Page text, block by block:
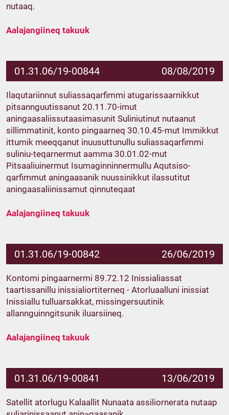
nutaaq.
Aalajangiineq takuuk
01.31.06/19-00844 08/08/2019
Ilaqutariinnut suliassaqarfimmi atugarissaarnikkut
pitsannguutissanut 20.11.70-imut
aningaasaliissutaasimasunit Suliniutinut nutaanut
sillimmatinit, konto pingaarneq 30.10.45-mut Immikkut
ittumik meeqqanut inuusuttunullu suliassaqarfimmi
suliniu-teqarnermut aamma 30.01.02-mut
Pitsaaliuinermut Isumaginninnermullu Aqutsiso-
qarfimmut aningaasanik nuussinikkut ilassutitut
aningaasaliinissamut qinnuteqaat
Aalajangiineq takuuk
01.31.06/19-00842 26/06/2019
Kontomi pingaarnermi 89.72.12 Inissialiassat
taartissanillu inissialiortiterneq - Atorluaalluni inissiat
Inissiallu tulluarsakkat, missingersuutinik
allannguinngitsunik iluarsiineq.
Aalajangiineq takuuk
01.31.06/19-00841 13/06/2019
Satellit atorlugu Kalaallit Nunaata assiliornerata nutaap